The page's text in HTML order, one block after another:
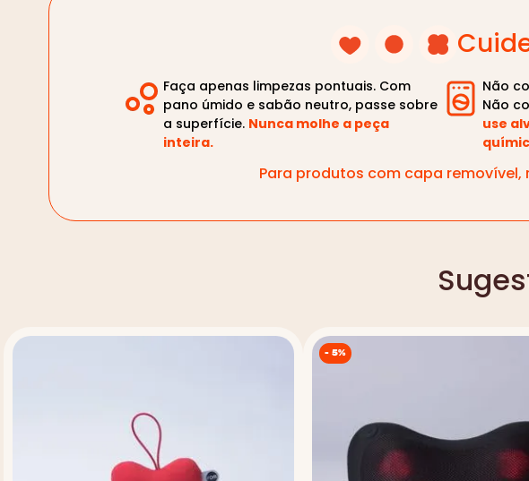
Faça apenas limpezas pontuais. Com
pano úmido e sabão neutro, passe sobre
a superfície. Nunca molhe a peça
inteira.
Não
Não
use
Para produtos com capa
- 5%